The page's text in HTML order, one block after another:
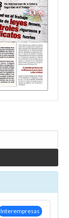
Interempresas